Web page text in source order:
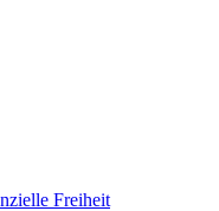
Freiheit